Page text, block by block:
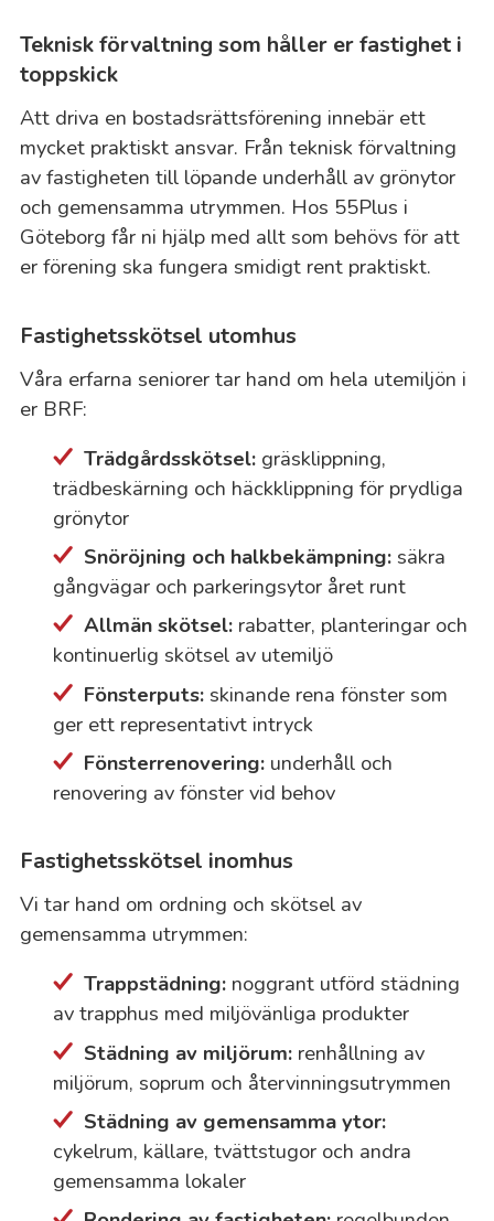
Teknisk förvaltning som håller er fastighet i
toppskick
Att driva en bostadsrättsförening innebär ett
mycket praktiskt ansvar. Från teknisk förvaltning
av fastigheten till löpande underhåll av grönytor
och gemensamma utrymmen. Hos 55Plus i
Göteborg får ni hjälp med allt som behövs för att
er förening ska fungera smidigt rent praktiskt.
Fastighetsskötsel utomhus
Våra erfarna seniorer tar hand om hela utemiljön i
er BRF:
Trädgårdsskötsel:gräsklippning,
trädbeskärning och häckklippning för prydliga
grönytor
Snöröjning och halkbekämpning:säkra
gångvägar och parkeringsytor året runt
Allmän skötsel:rabatter, planteringar och
kontinuerlig skötsel av utemiljö
Fönsterputs:skinande rena fönster som
ger ett representativt intryck
Fönsterrenovering:underhåll och
renovering av fönster vid behov
Fastighetsskötsel inomhus
Vi tar hand om ordning och skötsel av
gemensamma utrymmen:
Trappstädning:noggrant utförd städning
av trapphus med miljövänliga produkter
Städning av miljörum:renhållning av
miljörum, soprum och återvinningsutrymmen
Städning av gemensamma ytor:
cykelrum, källare, tvättstugor och andra
gemensamma lokaler